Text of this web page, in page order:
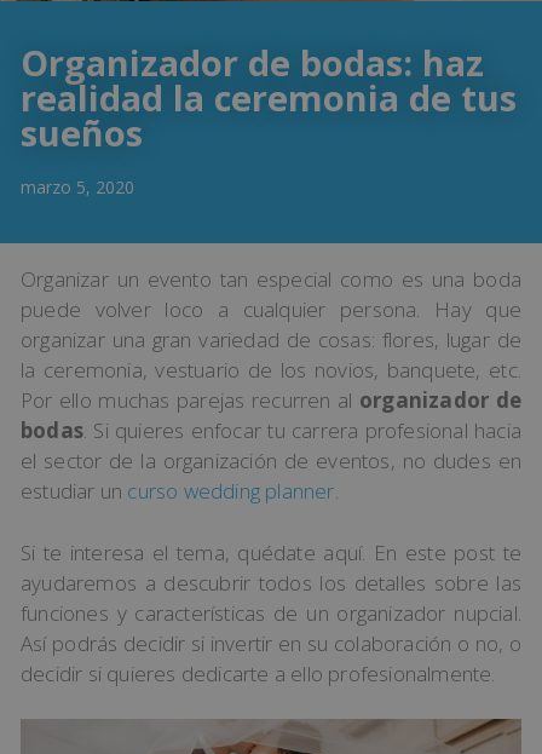
Organizador de bodas: haz
realidad la ceremonia de tus
sueños
marzo 5, 2020
Organizar un evento tan especial como es una boda
puede volver loco a cualquier persona. Hay que
organizar una gran variedad de cosas: flores, lugar de
la ceremonia, vestuario de los novios, banquete, etc.
Por ello muchas parejas recurren al organizador de
bodas. Si quieres enfocar tu carrera profesional hacia
el sector de la organización de eventos, no dudes en
estudiar un curso wedding planner.
Si te interesa el tema, quédate aquí. En este post te
ayudaremos a descubrir todos los detalles sobre las
funciones y características de un organizador nupcial.
Así podrás decidir si invertir en su colaboración o no, o
decidir si quieres dedicarte a ello profesionalmente.